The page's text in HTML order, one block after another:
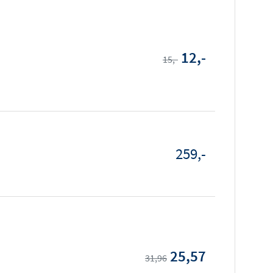
15,- 12,-
259,-
31,96 25,57